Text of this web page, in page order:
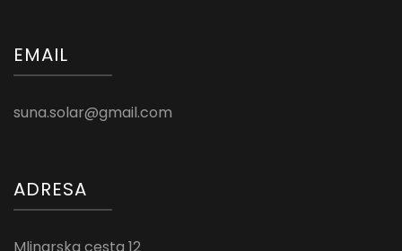
EMAIL
suna.solar@gmail.com
ADRESA
Mlinarska cesta 12